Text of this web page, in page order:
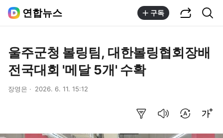
연합뉴스 구독
울주군청 볼링팀, 대한볼링협회장배
전국대회 '메달 5개' 수확
장영은 2026. 6. 11. 15:12